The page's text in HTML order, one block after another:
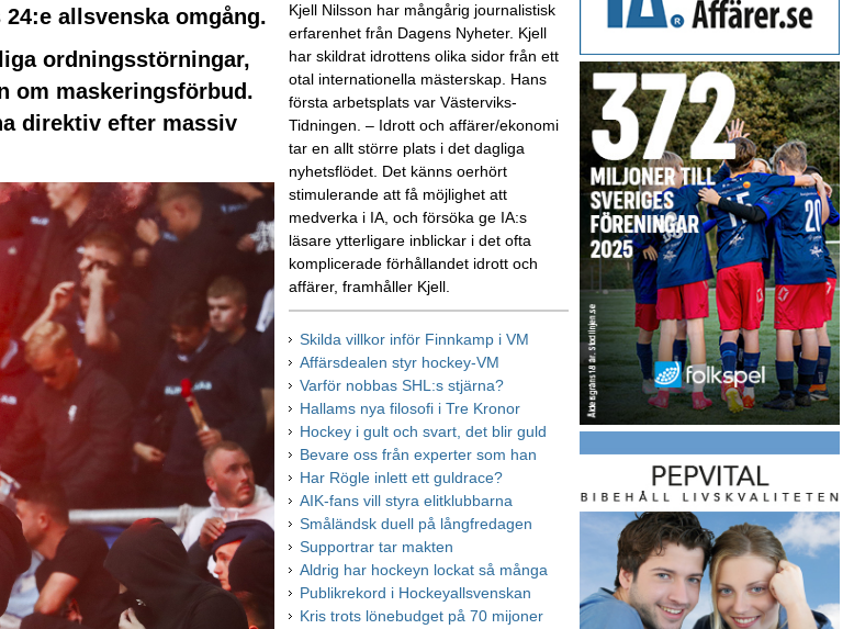
allsvenska omgång.
ordningsstörningar,
om maskeringsförbud.
direktiv efter massiv
Kjell Nilsson har mångårig journalistisk
erfarenhet från Dagens Nyheter. Kjell
har skildrat idrottens olika sidor från ett
otal internationella mästerskap. Hans
första arbetsplats var Västerviks-
Tidningen. – Idrott och affärer/ekonomi
tar en allt större plats i det dagliga
nyhetsflödet. Det känns oerhört
stimulerande att få möjlighet att
medverka i IA, och försöka ge IA:s
läsare ytterligare inblickar i det ofta
komplicerade förhållandet idrott och
affärer, framhåller Kjell.
Skilda villkor inför Finnkamp i VM
Affärsdealen styr hockey-VM
Varför nobbas SHL:s stjärna?
Hallams nya filosofi i Tre Kronor
Hockey i gult och svart, det blir guld
Bevare oss från experter som han
Har Rögle inlett ett guldrace?
AIK-fans vill styra elitklubbarna
Småländsk duell på långfredagen
Supportrar tar makten
Aldrig har hockeyn lockat så många
Publikrekord i Hockeyallsvenskan
Kris trots lönebudget på 70 mijoner